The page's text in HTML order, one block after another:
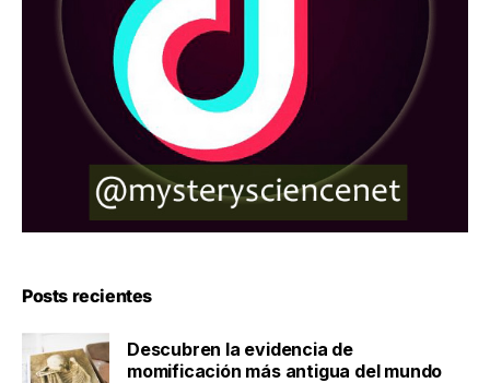
Posts recientes
Descubren la evidencia de
momificación más antigua del mundo